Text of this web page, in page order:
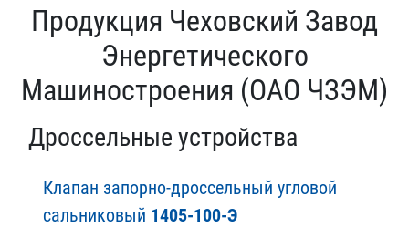
Продукция Чеховский Завод
Энергетического
Машиностроения (ОАО ЧЗЭМ)
Дроссельные устройства
Клапан запорно-дроссельный угловой
сальниковый 1405-100-Э